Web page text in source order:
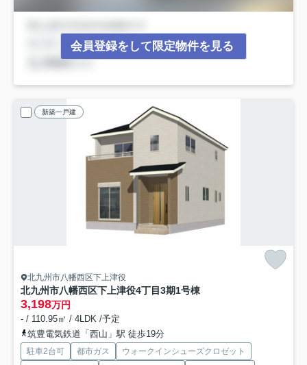
会員登録をして限定物件を見る
新築一戸建
北九州市八幡西区下上津役
北九州市八幡西区下上津役4丁目3期1号棟
3,198万円
- / 110.95㎡ / 4LDK /予定
筑豊電気鉄道「西山」駅 徒歩19分
駐車2台可 都市ガス
ウォークインシューズクロゼット